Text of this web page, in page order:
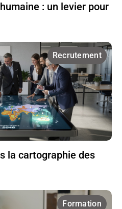
: un levier pour
Recrutement
la cartographie des
Formation